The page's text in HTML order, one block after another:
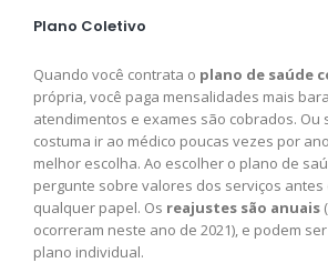
Plano Coletivo
Quando você contrata o plano de saúde
própria, você paga mensalidades mais
atendimentos e exames são cobrados. Ou
costuma ir ao médico poucas vezes por
melhor escolha. Ao escolher o plano de
pergunte sobre valores dos serviços
qualquer papel. Os reajustes são anuais
ocorreram neste ano de 2021), e podem
plano individual.